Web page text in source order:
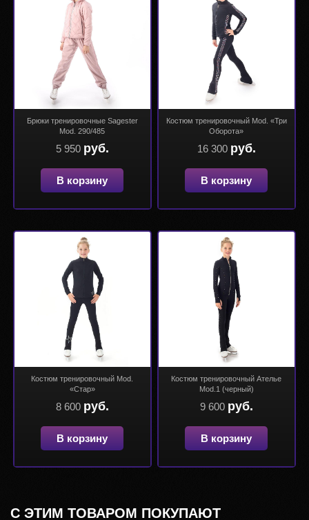
Брюки тренировочные Sagester
Mod. 290/485
5 950 руб.
В корзину
Костюм тренировочный Mod. «Три
Оборота»
16 300 руб.
В корзину
Костюм тренировочный Mod.
«Стар»
8 600 руб.
В корзину
Костюм тренировочный Ателье
Mod.1 (черный)
9 600 руб.
В корзину
С ЭТИМ ТОВАРОМ ПОКУПАЮТ